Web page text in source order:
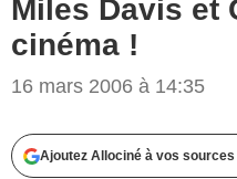
Miles Davis et
cinéma !
16 mars 2006 à 14:35
Ajoutez Allociné à vos